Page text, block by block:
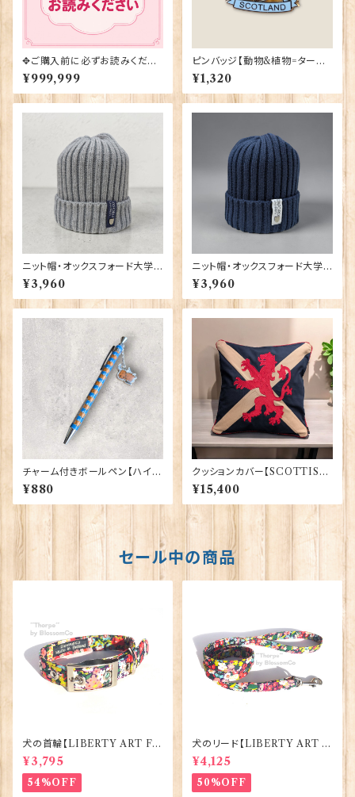
✥ご購入前に必ずお読みくださ
い✥
¥999,999
ピンバッジ【動物&植物=タータ
ンスコティー】Tradition 9004
0-T1130
¥1,320
ニット帽・オックスフォード大学
【グレー】 00217
¥3,960
ニット帽・オックスフォード大学
【ネイビー】 00216
¥3,960
チャーム付きボールペン【ハイラ
ンド・カウ】Euro Stick 90394
¥880
クッションカバー【SCOTTISH
LION】Woven Magic 40165
¥15,400
セール中の商品
犬の首輪【LIBERTY ART FA
BRIC=Thorpe】BlossomCo
90295
¥3,795
54%OFF
犬のリード【LIBERTY ART F
ABRIC=Thorpe】BlossomC
o 90294
¥4,125
50%OFF